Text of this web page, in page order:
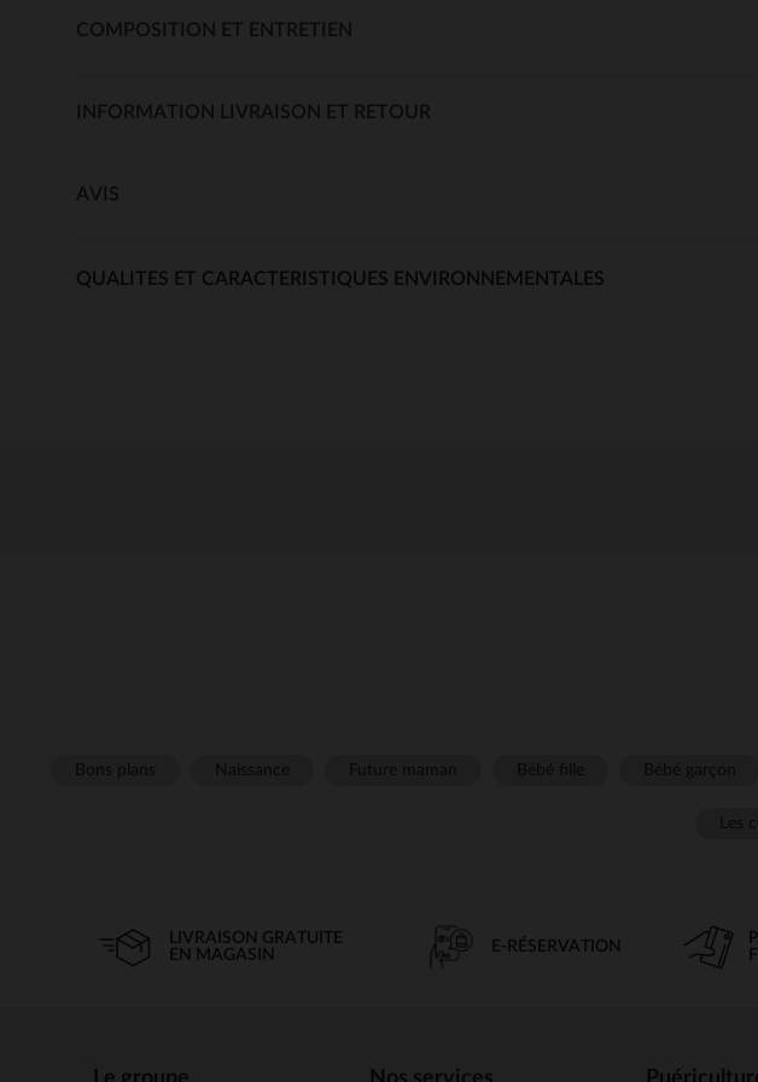
COMPOSITION ET ENTRETIEN
INFORMATION LIVRAISON ET RETOUR
AVIS
QUALITES ET CARACTERISTIQUES ENVIRONNEMENTALES
LIVRAISON GRATUITE
EN MAGASIN
E-RÉSERVATION